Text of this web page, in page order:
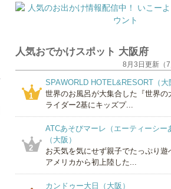
人気おでかけスポット 大阪府
8月3日更新（7
1
SPAWORLD HOTEL&RESORT（大
世界のお風呂が大集合した『世界の
ライダー2基にキッズプ...
2
ATCあそびマーレ（エーティーシー
（大阪）
お天気を気にせず親子でたっぷり遊
アメリカから初上陸した...
カンドゥー大日（大阪）